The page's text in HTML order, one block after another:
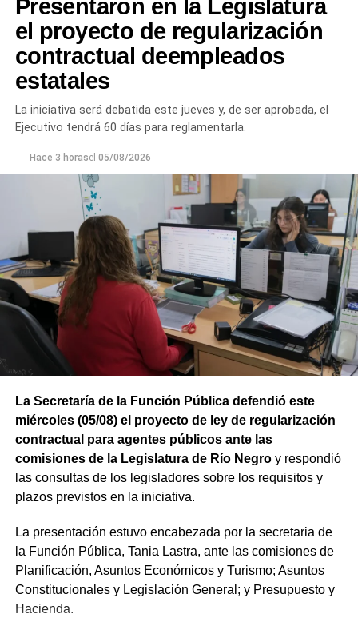
Presentaron en la Legislatura
el proyecto de regularización
contractual deempleados
estatales
La iniciativa será debatida este jueves y, de ser aprobada, el
Ejecutivo tendrá 60 días para reglamentarla.
Hace 3 horasel 05/08/2026
La Secretaría de la Función Pública defendió este
miércoles (05/08) el proyecto de ley de regularización
contractual para agentes públicos ante las
comisiones de la Legislatura de Río Negroy respondió
las consultas de los legisladores sobre los requisitos y
plazos previstos en la iniciativa.
La presentación estuvo encabezada por la secretaria de
la Función Pública, Tania Lastra, ante las comisiones de
Planificación, Asuntos Económicos y Turismo; Asuntos
Constitucionales y Legislación General; y Presupuesto y
Hacienda.